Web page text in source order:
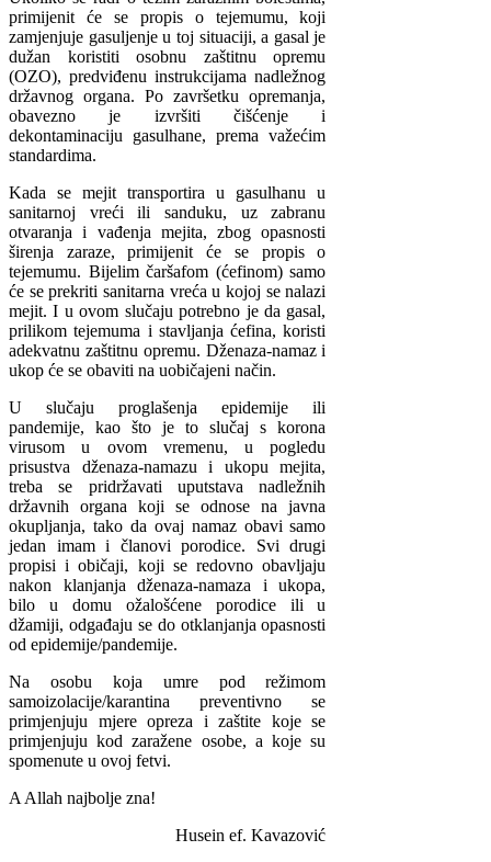
primijenit će se propis o tejemumu, koji
zamjenjuje gasuljenje u toj situaciji, a gasal je
dužan koristiti osobnu zaštitnu opremu
(OZO), predviđenu instrukcijama nadležnog
državnog organa. Po završetku opremanja,
obavezno je izvršiti čišćenje i
dekontaminaciju gasulhane, prema važećim
standardima.
Kada se mejit transportira u gasulhanu u
sanitarnoj vreći ili sanduku, uz zabranu
otvaranja i vađenja mejita, zbog opasnosti
širenja zaraze, primijenit će se propis o
tejemumu. Bijelim čaršafom (ćefinom) samo
će se prekriti sanitarna vreća u kojoj se nalazi
mejit. I u ovom slučaju potrebno je da gasal,
prilikom tejemuma i stavljanja ćefina, koristi
adekvatnu zaštitnu opremu. Dženaza-namaz i
ukop će se obaviti na uobičajeni način.
U slučaju proglašenja epidemije ili
pandemije, kao što je to slučaj s korona
virusom u ovom vremenu, u pogledu
prisustva dženaza-namazu i ukopu mejita,
treba se pridržavati uputstava nadležnih
državnih organa koji se odnose na javna
okupljanja, tako da ovaj namaz obavi samo
jedan imam i članovi porodice. Svi drugi
propisi i običaji, koji se redovno obavljaju
nakon klanjanja dženaza-namaza i ukopa,
bilo u domu ožalošćene porodice ili u
džamiji, odgađaju se do otklanjanja opasnosti
od epidemije/pandemije.
Na osobu koja umre pod režimom
samoizolacije/karantina preventivno se
primjenjuju mjere opreza i zaštite koje se
primjenjuju kod zaražene osobe, a koje su
spomenute u ovoj fetvi.
A Allah najbolje zna!
Husein ef. Kavazović